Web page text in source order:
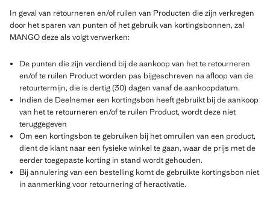
In geval van retourneren en/of ruilen van Producten die zijn verkregen
door het sparen van punten of het gebruik van kortingsbonnen, zal
MANGO deze als volgt verwerken:
De punten die zijn verdiend bij de aankoop van het te retourneren
en/of te ruilen Product worden pas bijgeschreven na afloop van de
retourtermijn, die is dertig (30) dagen vanaf de aankoopdatum.
Indien de Deelnemer een kortingsbon heeft gebruikt bij de aankoop
van het te retourneren en/of te ruilen Product, wordt deze niet
teruggegeven
Om een kortingsbon te gebruiken bij het omruilen van een product,
dient de klant naar een fysieke winkel te gaan, waar de prijs met de
eerder toegepaste korting in stand wordt gehouden.
Bij annulering van een bestelling komt de gebruikte kortingsbon niet
in aanmerking voor retournering of heractivatie.